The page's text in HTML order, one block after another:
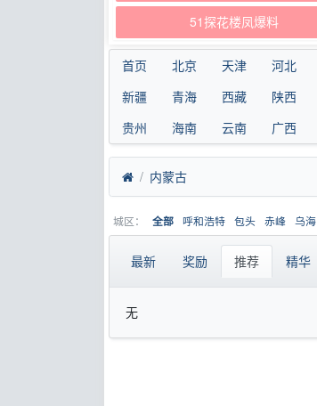
51探花楼凤爆料
首页 北京 天津 河北
新疆
青海 西藏 陕西
贵州
海南 云南 广西
内蒙古
城区： 全部 呼和浩特 包头 赤峰 乌海
最新 奖励 推荐 精华
无